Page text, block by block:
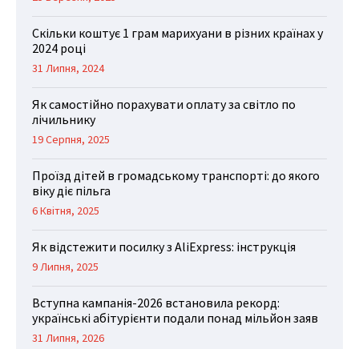
Скільки коштує 1 грам марихуани в різних країнах у
2024 році
31 Липня, 2024
Як самостійно порахувати оплату за світло по
лічильнику
19 Серпня, 2025
Проїзд дітей в громадському транспорті: до якого
віку діє пільга
6 Квітня, 2025
Як відстежити посилку з AliExpress: інструкція
9 Липня, 2025
Вступна кампанія-2026 встановила рекорд:
українські абітурієнти подали понад мільйон заяв
31 Липня, 2026